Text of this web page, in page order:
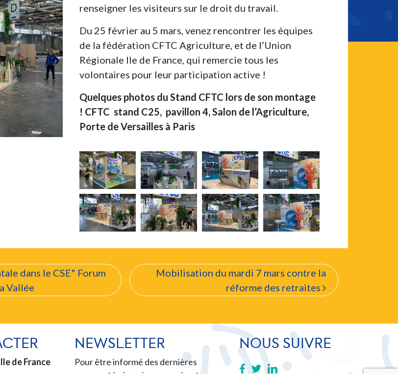
renseigner les visiteurs sur le droit du travail.
Du 25 février au 5 mars, venez rencontrer les équipes
de la fédération CFTC Agriculture, et de l’Union
Régionale Ile de France, qui remercie tous les
volontaires pour leur participation active !
Quelques photos du Stand CFTC lors de son montage
! CFTC stand C25, pavillon 4, Salon de l’Agriculture,
Porte de Versailles à Paris
dans le CSE" Forum
Vallée
Mobilisation du mardi 7 mars contre la
réforme des retraites
de France
NEWSLETTER
Pour être informé des dernières
NOUS SUIVRE